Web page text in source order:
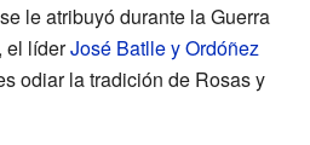
le atribuyó durante la Guerra
el líderJosé Batlle y Ordóñez
odiar la tradición de Rosas y